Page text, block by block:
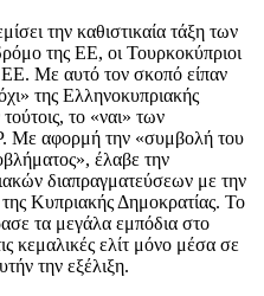
την καθιστικαία τάξη των
της ΕΕ, οι Τουρκοκύπριοι
ΕΕ. Με αυτό τον σκοπό είπαν
της Ελληνοκυπριακής
το «ναι» των
Με αφορμή την «συμβολή του
έλαβε την
διαπραγματεύσεων με την
Κυπριακής Δημοκρατίας. To
τα μεγάλα εμπόδια στο
κεμαλικές ελίτ μόνο μέσα σε
την εξέλιξη.